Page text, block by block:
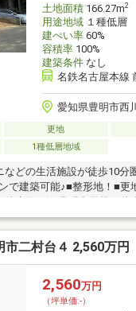
土地面積166.27m2
用途地域１種低層
建ぺい率60%
容積率100%
建築条件なし
名鉄名古屋本線
愛知県豊明市西
更地
1種低層地域
などの生活施設が徒歩10分
で建築可能♪■整形地！■更
約8分□スギ薬局二村台店
町店：徒歩約2分
市二村台４ 2,560万円
2,560万円
（坪単価:-）